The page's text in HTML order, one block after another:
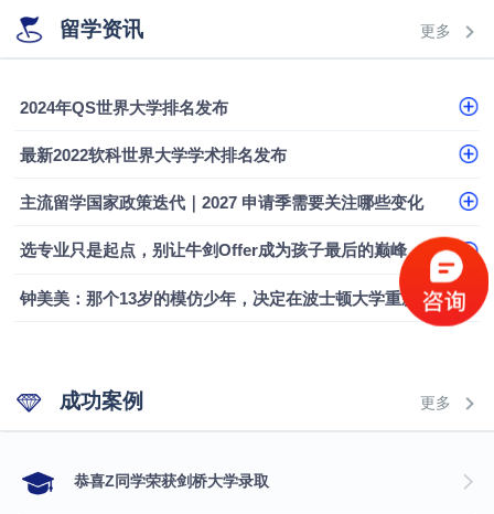
硕士录取
数学背景的他，靠“供应链”故事敲开哥大、宾大之门
专科逆袭伦敦大学学院UCL录取案例解析
留学资讯 更多
2024年QS世界大学排名发布
最新2022软科世界大学学术排名发布
主流留学国家政策迭代｜2027 申请季需要关注哪些变化
选专业只是起点，别让牛剑Offer成为孩子最后的巅峰
钟美美：那个13岁的模仿少年，决定在波士顿大学重新定义自己
成功案例 更多
​恭喜Z同学荣获剑桥大学录取